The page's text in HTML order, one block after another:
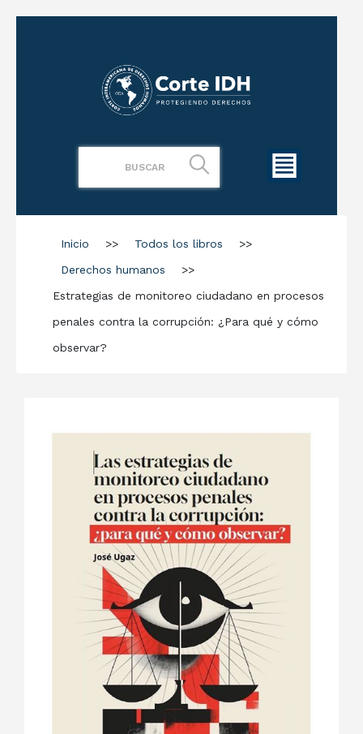
Inicio >> Todos los libros
>>
Derechos humanos
>>
Estrategias de monitoreo ciudadano en procesos
penales contra la corrupción: ¿Para qué y cómo
observar?